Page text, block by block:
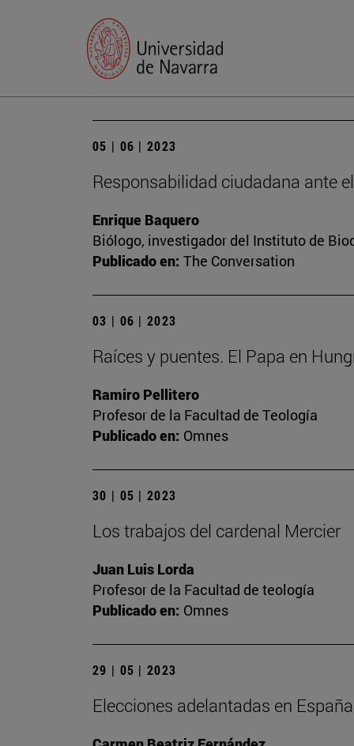
05 | 06 | 2023
Responsabilidad ciudadana ante
Enrique Baquero
Biólogo, investigador del Instituto de
Publicado en: The Conversation
03 | 06 | 2023
Raíces y puentes. El Papa en
Ramiro Pellitero
Profesor de la Facultad de Teología
Publicado en: Omnes
30 | 05 | 2023
Los trabajos del cardenal Mercier
Juan Luis Lorda
Profesor de la Facultad de teología
Publicado en: Omnes
29 | 05 | 2023
Elecciones adelantadas en